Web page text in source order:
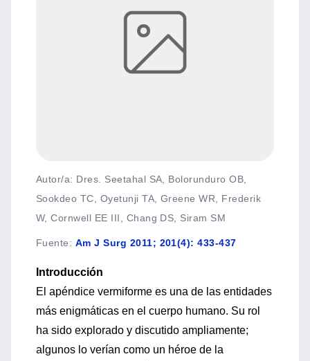
Autor/a: Dres. Seetahal SA, Bolorunduro OB,
Sookdeo TC, Oyetunji TA, Greene WR, Frederik
W, Cornwell EE III, Chang DS, Siram SM
Fuente: Am J Surg 2011; 201(4): 433-437
Introducción
El apéndice vermiforme es una de las entidades
más enigmáticas en el cuerpo humano. Su rol
ha sido explorado y discutido ampliamente;
algunos lo verían como un héroe de la